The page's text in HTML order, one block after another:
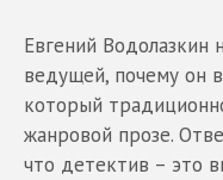
Евгений Водолазкин
ведущей, почему он
который
жанровой прозе.
что детектив – это